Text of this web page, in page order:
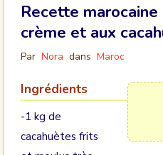
Recette marocaine
crème et aux
Par Nora dans Maroc
Ingrédients
-1 kg de
cacahuètes frits